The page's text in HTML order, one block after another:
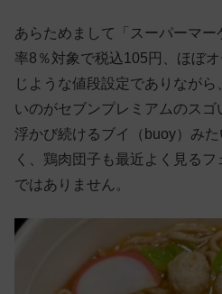
あらためまして「スーパーマ
率8％対象で税込105円、ほぼ
じような値段設定でありなが
いのがセブンプレミアムのスゴ
浮かび続けるブイ（buoy）み
く、鶏肉団子も最近よく見る
ではありません。